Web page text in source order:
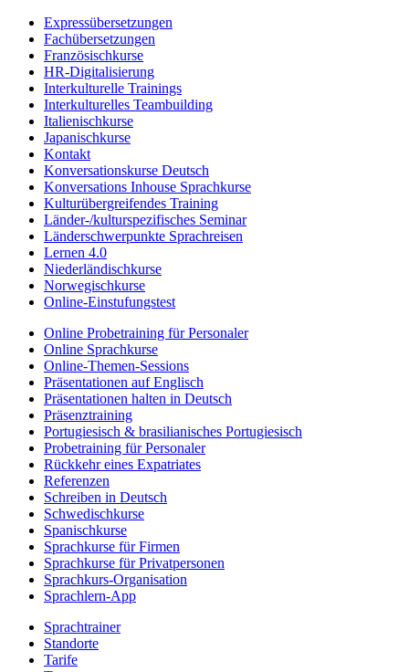
Expressübersetzungen
Fachübersetzungen
Französischkurse
HR-Digitalisierung
Interkulturelle Trainings
Interkulturelles Teambuilding
Italienischkurse
Japanischkurse
Kontakt
Konversationskurse Deutsch
Konversations Inhouse Sprachkurse
Kulturübergreifendes Training
Länder-/kulturspezifisches Seminar
Länderschwerpunkte Sprachreisen
Lernen 4.0
Niederländischkurse
Norwegischkurse
Online-Einstufungstest
Online Probetraining für Personaler
Online Sprachkurse
Online-Themen-Sessions
Präsentationen auf Englisch
Präsentationen halten in Deutsch
Präsenztraining
Portugiesisch & brasilianisches Portugiesisch
Probetraining für Personaler
Rückkehr eines Expatriates
Referenzen
Schreiben in Deutsch
Schwedischkurse
Spanischkurse
Sprachkurse für Firmen
Sprachkurse für Privatpersonen
Sprachkurs-Organisation
Sprachlern-App
Sprachtrainer
Standorte
Tarife